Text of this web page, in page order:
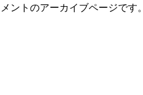
ントのアーカイブページです。